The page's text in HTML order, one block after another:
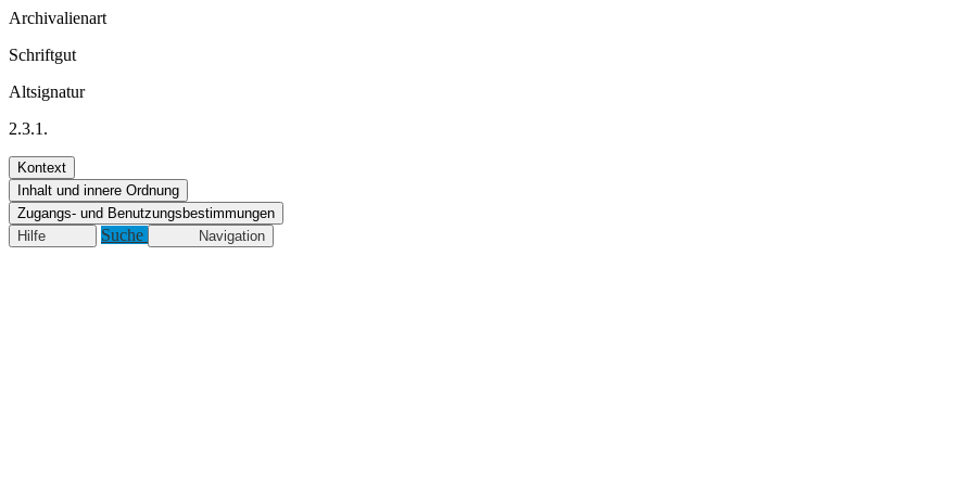
Archivalienart
Schriftgut
Altsignatur
2.3.1.
Kontext
Inhalt und innere Ordnung
Zugangs- und Benutzungsbestimmungen
Hilfe
Suche Navigation